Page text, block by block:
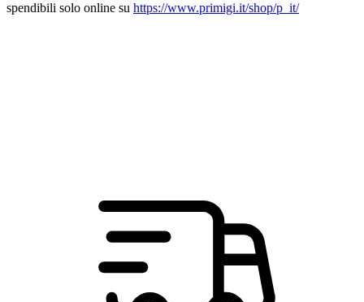
spendibili solo online su https://www.primigi.it/shop/p_it/